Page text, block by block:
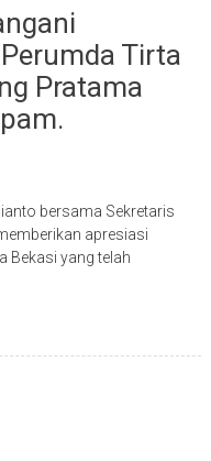
Tirta
Pratama
bersama Sekretaris
apresiasi
Bekasi yang telah